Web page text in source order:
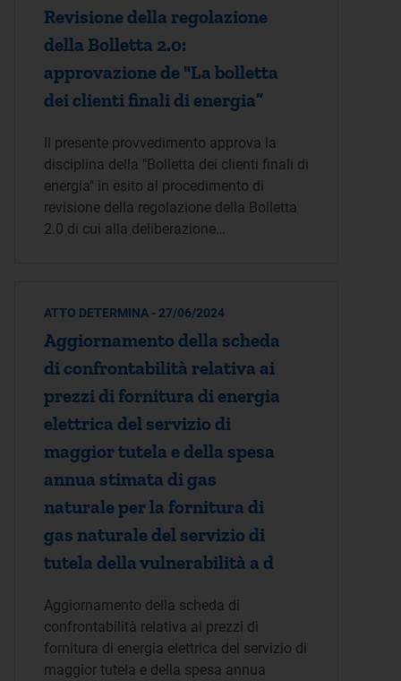
Revisione della regolazione
della Bolletta 2.0:
approvazione de "La bolletta
dei clienti finali di energia”
Il presente provvedimento approva la
disciplina della "Bolletta dei clienti finali di
energia" in esito al procedimento di
revisione della regolazione della Bolletta
2.0 di cui alla deliberazione…
ATTO DETERMINA - 27/06/2024
Aggiornamento della scheda
di confrontabilità relativa ai
prezzi di fornitura di energia
elettrica del servizio di
maggior tutela e della spesa
annua stimata di gas
naturale per la fornitura di
gas naturale del servizio di
tutela della vulnerabilità a d
Aggiornamento della scheda di
confrontabilità relativa ai prezzi di
fornitura di energia elettrica del servizio di
maggior tutela e della spesa annua